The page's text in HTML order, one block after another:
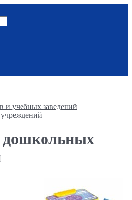
и учебных заведений
дошкольных